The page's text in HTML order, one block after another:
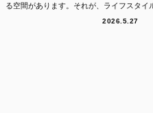
る空間があります。それが、ライフスタイル
2026.5.27